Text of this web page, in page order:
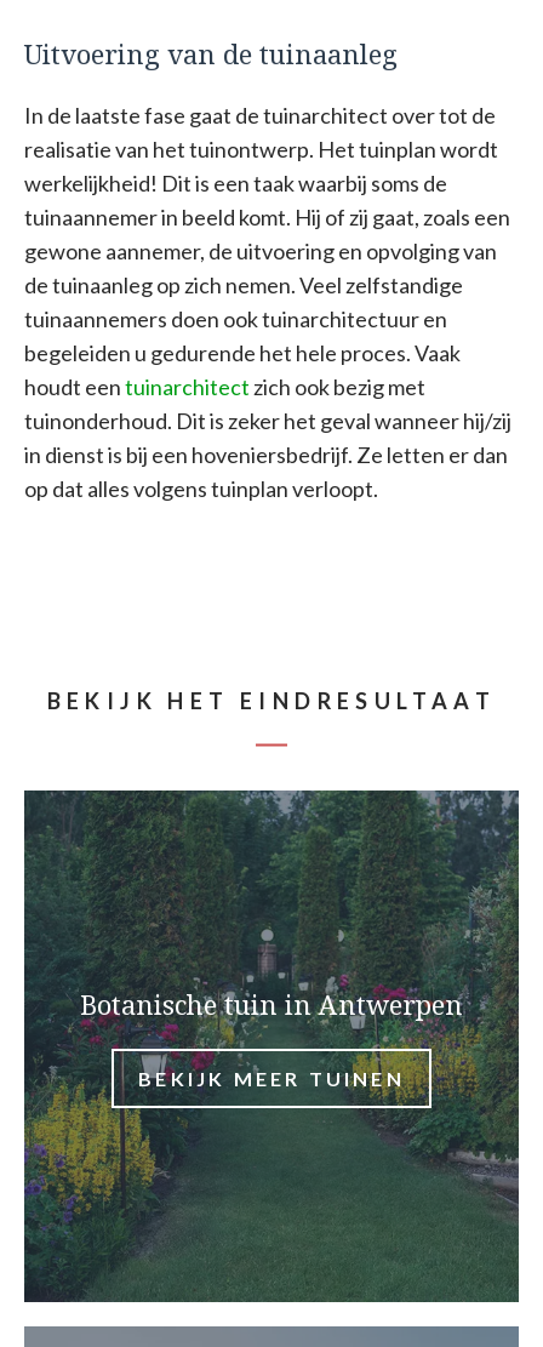
Uitvoering van de tuinaanleg
In de laatste fase gaat de tuinarchitect over tot de
realisatie van het tuinontwerp. Het tuinplan wordt
werkelijkheid! Dit is een taak waarbij soms de
tuinaannemer in beeld komt. Hij of zij gaat, zoals een
gewone aannemer, de uitvoering en opvolging van
de tuinaanleg op zich nemen. Veel zelfstandige
tuinaannemers doen ook tuinarchitectuur en
begeleiden u gedurende het hele proces. Vaak
houdt eentuinarchitect zich ook bezig met
tuinonderhoud. Dit is zeker het geval wanneer hij/zij
in dienst is bij een hoveniersbedrijf. Ze letten er dan
op dat alles volgens tuinplan verloopt.
BEKIJK HET EINDRESULTAAT
Botanische tuin in Antwerpen
BEKIJK MEER TUINEN